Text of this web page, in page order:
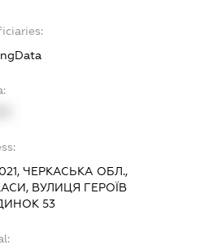
ЧЕРКАСЬКА ОБЛ.,
ВУЛИЦЯ ГЕРОЇВ
53